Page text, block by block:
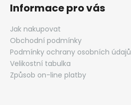
Informace pro vás
Jak nakupovat
Obchodní podmínky
Podmínky ochrany osobních údajů
Velikostní tabulka
Způsob on-line platby